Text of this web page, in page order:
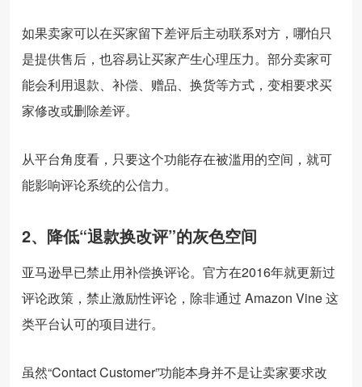
如果卖家可以在买家留下差评后主动联系对方，哪怕只
是提供售后，也容易让买家产生心理压力。部分卖家可
能会利用退款、补偿、赠品、换货等方式，变相要求买
家修改或删除差评。
从平台角度看，只要这个功能存在被滥用的空间，就可
能影响评论系统的公信力。
2、降低“退款换改评”的灰色空间
亚马逊早已禁止用补偿换评论。官方在2016年就更新过
评论政策，禁止激励性评论，除非通过 Amazon Vine 这
类平台认可的项目进行。
虽然“Contact Customer”功能本身并不是让卖家要求改